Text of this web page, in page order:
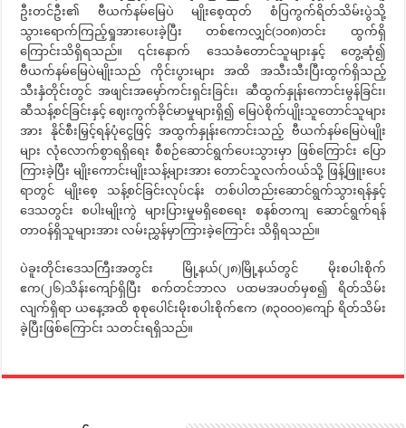
ဦးတင်ဦး၏ ဗီယက်နမ်မြေပဲ မျိုးစေ့ထုတ် စံပြကွက်ရိတ်သိမ်းပွဲသို့
သွားရောက်ကြည့်ရှုအားပေးခဲ့ပြီး တစ်ဧကလျှင်(၁၀၈)တင်း ထွက်ရှိ
ကြောင်းသိရှိရသည်။ ၎င်းနောက် ဒေသခံတောင်သူများနှင့် တွေ့ဆုံ၍
ဗီယက်နမ်မြေပဲမျိုးသည် ကိုင်းပွားများ အထိ အသီးသီးပြီးထွက်ရှိသည့်
သီးနှံတိုင်းတွင် အဖျင်းအမှော်ကင်းရှင်းခြင်း၊ ဆီထွက်နှုန်းကောင်းမွန်ခြင်း၊
ဆီသန့်စင်ခြင်းနှင့် ဈေးကွက်ခိုင်မာမှုများရှိ၍ မြေပဲစိုက်ပျိုးသူတောင်သူများ
အား နိုင်စီးမြှင့်ရန်ပုံငွေဖြင့် အထွက်နှုန်းကောင်းသည့် ဗီယက်နမ်မြေပဲမျိုး
များ လုံလောက်စွာရရှိရေး စီစဉ်ဆောင်ရွက်ပေးသွားမှာ ဖြစ်ကြောင်း ပြော
ကြားခဲ့ပြီး မျိုးကောင်းမျိုးသန့်များအား တောင်သူလက်ဝယ်သို့ ဖြန့်ဖြူးပေး
ရာတွင် မျိုးစေ့ သန့်စင်ခြင်းလုပ်ငန်း တစ်ပါတည်းဆောင်ရွက်သွားရန်နှင့်
ဒေသတွင်း စပါးမျိုးကွဲ များပြားမှုမရှိစေရေး စနစ်တကျ ဆောင်ရွက်ရန်
တာဝန်ရှိသူများအား လမ်းညွှန်မှာကြားခဲ့ကြောင်း သိရှိရသည်။
ပဲခူးတိုင်းဒေသကြီးအတွင်း မြို့နယ်(၂၈)မြို့နယ်တွင် မိုးစပါးစိုက်
ဧက(၂၆)သိန်းကျော်ရှိပြီး စက်တင်ဘာလ ပထမအပတ်မှစ၍ ရိတ်သိမ်း
လျက်ရှိရာ ယနေ့အထိ စုစုပေါင်းမိုးစပါးစိုက်ဧက (၈၃၀၀၀)ကျော် ရိတ်သိမ်း
ခဲ့ပြီးဖြစ်ကြောင်း သတင်းရရှိသည်။